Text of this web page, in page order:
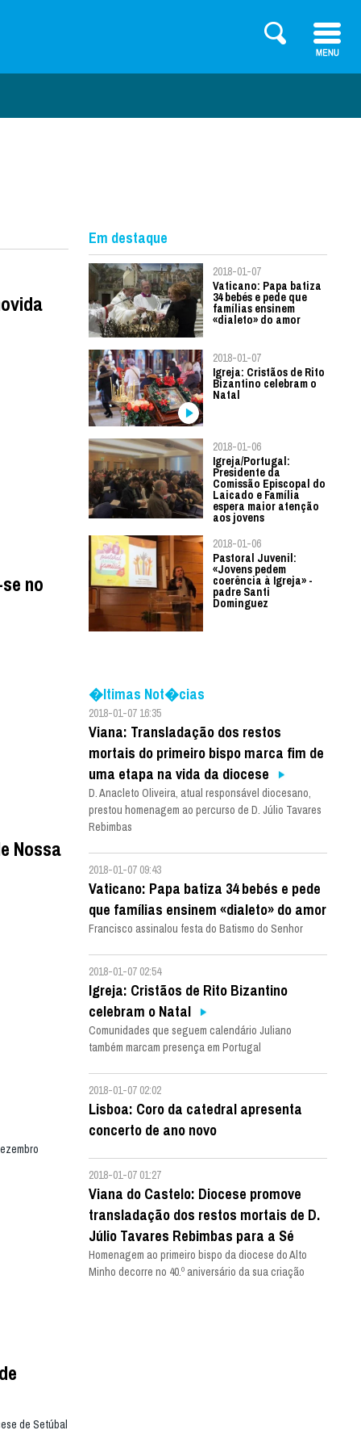
no
Nossa
de Setúbal
Em destaque
2018-01-07
Vaticano: Papa batiza
34 bebés e pede que
famílias ensinem
«dialeto» do amor
2018-01-07
Igreja: Cristãos de Rito
Bizantino celebram o
Natal
2018-01-06
Igreja/Portugal:
Presidente da
Comissão Episcopal do
Laicado e Família
espera maior atenção
aos jovens
2018-01-06
Pastoral Juvenil:
«Jovens pedem
coerência à Igreja» -
padre Santi
Dominguez
�ltimas Not�cias
2018-01-07 16:35
Viana: Transladação dos restos
mortais do primeiro bispo marca fim de
uma etapa na vida da diocese
D. Anacleto Oliveira, atual responsável diocesano,
prestou homenagem ao percurso de D. Júlio Tavares
Rebimbas
2018-01-07 09:43
Vaticano: Papa batiza 34 bebés e pede
que famílias ensinem «dialeto» do amor
Francisco assinalou festa do Batismo do Senhor
2018-01-07 02:54
Igreja: Cristãos de Rito Bizantino
celebram o Natal
Comunidades que seguem calendário Juliano
também marcam presença em Portugal
2018-01-07 02:02
Lisboa: Coro da catedral apresenta
concerto de ano novo
2018-01-07 01:27
Viana do Castelo: Diocese promove
transladação dos restos mortais de D.
Júlio Tavares Rebimbas para a Sé
Homenagem ao primeiro bispo da diocese do Alto
Minho decorre no 40.º aniversário da sua criação